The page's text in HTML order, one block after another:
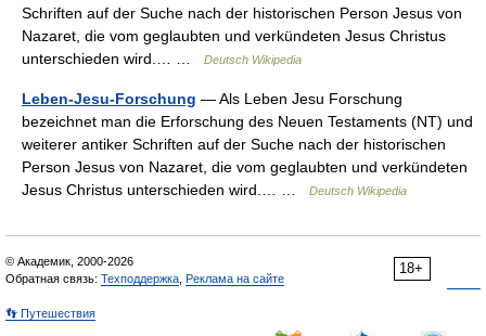
Schriften auf der Suche nach der historischen Person Jesus von
Nazaret, die vom geglaubten und verkündeten Jesus Christus
unterschieden wird.… …
Deutsch Wikipedia
Leben-Jesu-Forschung — Als Leben Jesu Forschung
bezeichnet man die Erforschung des Neuen Testaments (NT) und
weiterer antiker Schriften auf der Suche nach der historischen
Person Jesus von Nazaret, die vom geglaubten und verkündeten
Jesus Christus unterschieden wird.… …
Deutsch Wikipedia
18+
© Академик, 2000-2026
Обратная связь: Техподдержка Реклама на сайте
👣 Путешествия